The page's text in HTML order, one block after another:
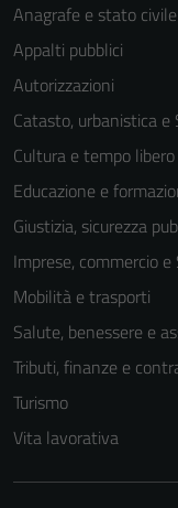
Anagrafe e stato civile
Appalti pubblici
Autorizzazioni
Catasto, urbanistica e
Cultura e tempo libero
Educazione e
Giustizia, sicurezza
Imprese, commercio e
Mobilità e trasporti
Salute, benessere e
Tributi, finanze e
Turismo
Vita lavorativa